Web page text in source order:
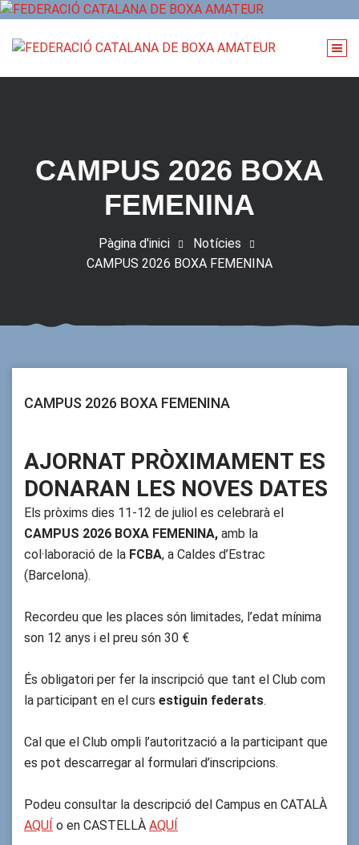
Vés
contingut
CAMPUS 2026 BOXA
FEMENINA
Pàgina d'inici
Notícies
CAMPUS 2026 BOXA FEMENINA
CAMPUS 2026 BOXA FEMENINA
AJORNAT PRÒXIMAMENT ES
DONARAN LES NOVES DATES
Els pròxims dies 11-12 de juliol es celebrarà el
CAMPUS 2026 BOXA FEMENINA, amb la
col·laboració de la FCBA, a Caldes d’Estrac
(Barcelona).
Recordeu que les places són limitades, l’edat mínima
son 12 anys i el preu són 30 €
És obligatori per fer la inscripció que tant el Club com
la participant en el curs estiguin federats.
Cal que el Club ompli l’autorització a la participant que
es pot descarregar al formulari d’inscripcions.
Podeu consultar la descripció del Campus en CATALÀ
AQUÍ o en CASTELLÀ AQUÍ